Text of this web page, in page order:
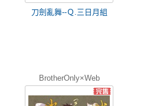
刀劍亂舞--Ｑ.三日月組
BrotherOnly×Web